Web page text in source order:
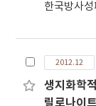
한국방사성
2012.12
생지화학